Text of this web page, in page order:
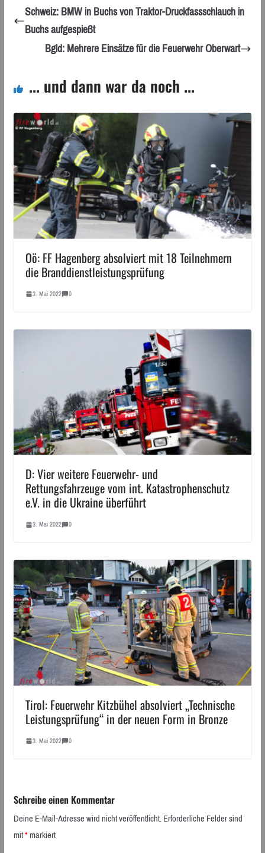
Schweiz: BMW in Buchs von Traktor-Druckfassschlauch in
Buchs aufgespießt
Bgld: Mehrere Einsätze für die Feuerwehr Oberwart
... und dann war da noch ...
Oö: FF Hagenberg absolviert mit 18 Teilnehmern
die Branddienstleistungsprüfung
3. Mai 2022 0
D: Vier weitere Feuerwehr- und
Rettungsfahrzeuge vom int. Katastrophenschutz
e.V. in die Ukraine überführt
3. Mai 2022 0
Tirol: Feuerwehr Kitzbühel absolviert „Technische
Leistungsprüfung“ in der neuen Form in Bronze
3. Mai 2022 0
Schreibe einen Kommentar
Deine E-Mail-Adresse wird nicht veröffentlicht.Erforderliche Felder sind
mit*markiert